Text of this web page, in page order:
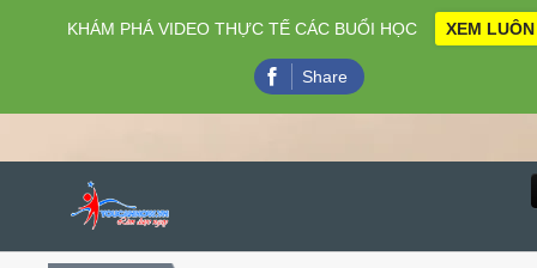
KHÁM PHÁ VIDEO THỰC TẾ CÁC BUỔI HỌC XEM LUÔN
Share